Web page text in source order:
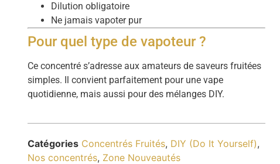
Dilution obligatoire
Ne jamais vapoter pur
Pour quel type de vapoteur ?
Ce concentré s’adresse aux amateurs de saveurs fruitées
simples. Il convient parfaitement pour une vape
quotidienne, mais aussi pour des mélanges DIY.
Catégories Concentrés Fruités, DIY (Do It Yourself),
Nos concentrés, Zone Nouveautés